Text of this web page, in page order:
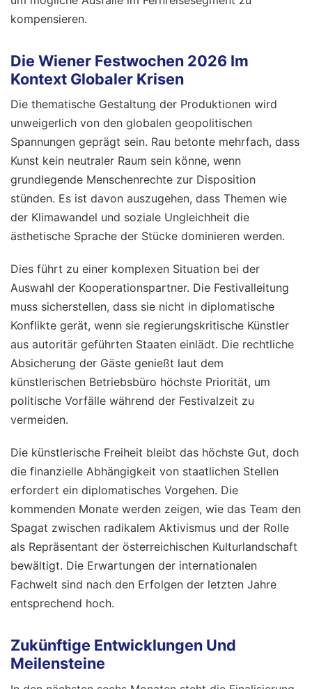
kompensieren.
Die Wiener Festwochen 2026 Im
Kontext Globaler Krisen
Die thematische Gestaltung der Produktionen wird
unweigerlich von den globalen geopolitischen
Spannungen geprägt sein. Rau betonte mehrfach, dass
Kunst kein neutraler Raum sein könne, wenn
grundlegende Menschenrechte zur Disposition
stünden. Es ist davon auszugehen, dass Themen wie
der Klimawandel und soziale Ungleichheit die
ästhetische Sprache der Stücke dominieren werden.
Dies führt zu einer komplexen Situation bei der
Auswahl der Kooperationspartner. Die Festivalleitung
muss sicherstellen, dass sie nicht in diplomatische
Konflikte gerät, wenn sie regierungskritische Künstler
aus autoritär geführten Staaten einlädt. Die rechtliche
Absicherung der Gäste genießt laut dem
künstlerischen Betriebsbüro höchste Priorität, um
politische Vorfälle während der Festivalzeit zu
vermeiden.
Die künstlerische Freiheit bleibt das höchste Gut, doch
die finanzielle Abhängigkeit von staatlichen Stellen
erfordert ein diplomatisches Vorgehen. Die
kommenden Monate werden zeigen, wie das Team den
Spagat zwischen radikalem Aktivismus und der Rolle
als Repräsentant der österreichischen Kulturlandschaft
bewältigt. Die Erwartungen der internationalen
Fachwelt sind nach den Erfolgen der letzten Jahre
entsprechend hoch.
Zukünftige Entwicklungen Und
Meilensteine